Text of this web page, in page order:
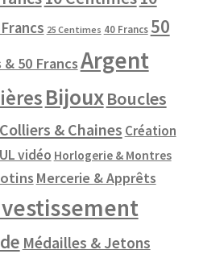
25 Centimes 40 Francs 50
& 50 FrancsArgent
BijouxBoucles
Colliers & Chaines Création
vidéo Horlogerie & Montres
Mercerie & Apprêts
Médailles & Jetons